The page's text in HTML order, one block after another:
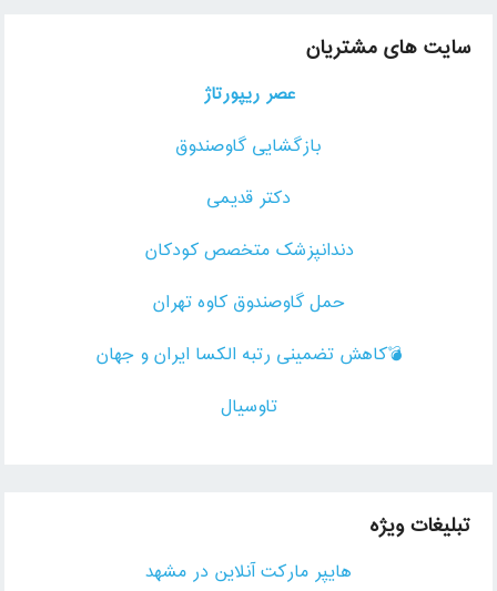
سایت های مشتریان
عصر ریپورتاژ
بازگشایی گاوصندوق
دکتر قدیمی
دندانپزشک متخصص کودکان
حمل گاوصندوق کاوه تهران
💣کاهش تضمینی رتبه الکسا ایران و جهان
تاوسیال
تبلیغات ویژه
هایپر مارکت آنلاین در مشهد